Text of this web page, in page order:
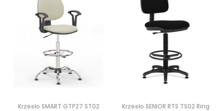
Krzesło SMART GTP27 ST02
Krzesło SENIOR RTS TS02 Ring